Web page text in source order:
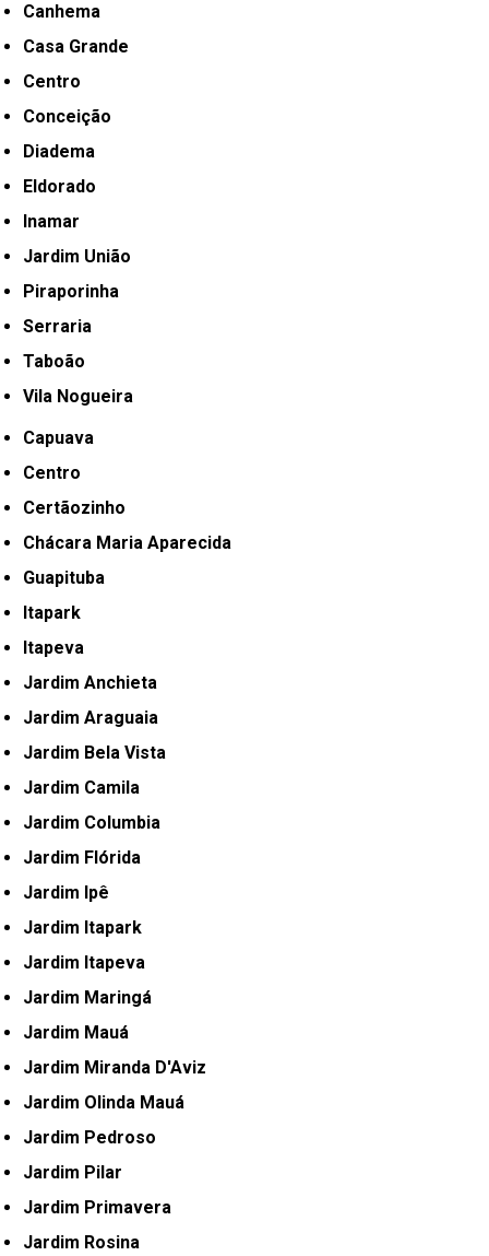
Canhema
Casa Grande
Centro
Conceição
Diadema
Eldorado
Inamar
Jardim União
Piraporinha
Serraria
Taboão
Vila Nogueira
Capuava
Centro
Certãozinho
Chácara Maria Aparecida
Guapituba
Itapark
Itapeva
Jardim Anchieta
Jardim Araguaia
Jardim Bela Vista
Jardim Camila
Jardim Columbia
Jardim Flórida
Jardim Ipê
Jardim Itapark
Jardim Itapeva
Jardim Maringá
Jardim Mauá
Jardim Miranda D'Aviz
Jardim Olinda Mauá
Jardim Pedroso
Jardim Pilar
Jardim Primavera
Jardim Rosina